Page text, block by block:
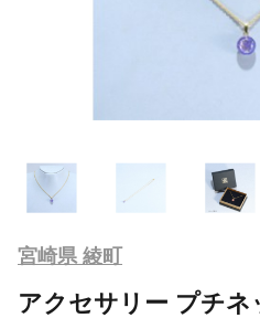
宮崎県 綾町
アクセサリー プチネ